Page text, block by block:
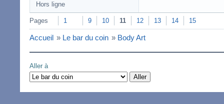
Hors ligne
Pages 1 9 10 11 12 13 14 15
Accueil » Le bar du coin » Body Art
Aller à